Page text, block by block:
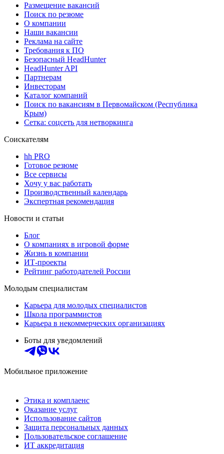
Размещение вакансий
Поиск по резюме
О компании
Наши вакансии
Реклама на сайте
Требования к ПО
Безопасный HeadHunter
HeadHunter API
Партнерам
Инвесторам
Каталог компаний
Поиск по вакансиям в Первомайском (Республика
Крым)
Сетка: соцсеть для нетворкинга
Соискателям
hh PRO
Готовое резюме
Все сервисы
Хочу у вас работать
Производственный календарь
Экспертная рекомендация
Новости и статьи
Блог
О компаниях в игровой форме
Жизнь в компании
ИТ-проекты
Рейтинг работодателей России
Молодым специалистам
Карьера для молодых специалистов
Школа программистов
Карьера в некоммерческих организациях
Боты для уведомлений
Мобильное приложение
Этика и комплаенс
Оказание услуг
Использование сайтов
Защита персональных данных
Пользовательское соглашение
ИТ аккредитация